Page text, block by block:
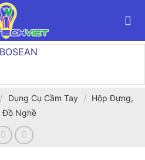
/ Dụng Cụ Cầm Tay / Hộp Đựng,
Đồ Nghề